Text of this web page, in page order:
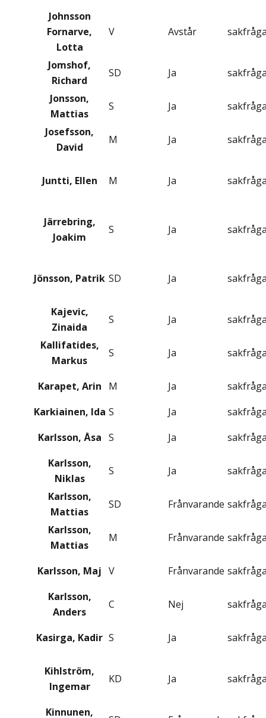
Johnsson
Fornarve,
Lotta
V Avstår
Jomshof,
Richard
SD Ja
Jonsson,
Mattias
S Ja
Josefsson,
David
M Ja
Juntti, Ellen M Ja
Järrebring,
Joakim
S Ja
Jönsson, Patrik SD Ja
Kajevic,
Zinaida
S Ja
Kallifatides,
Markus
S Ja
Karapet, Arin M Ja
Karkiainen, Ida S Ja
Karlsson, Åsa S Ja
Karlsson,
Niklas
S Ja
Karlsson,
Mattias
SD Frånvarande
Karlsson,
Mattias
M Frånvarande
Karlsson, Maj V Frånvarande
Karlsson,
Anders
C Nej
Kasirga, Kadir S Ja
Kihlström,
Ingemar
KD Ja
Kinnunen,